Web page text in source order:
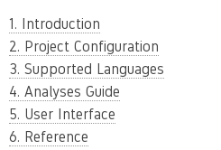
1. Introduction
2. Project Configuration
3. Supported Languages
4. Analyses Guide
5. User Interface
6. Reference